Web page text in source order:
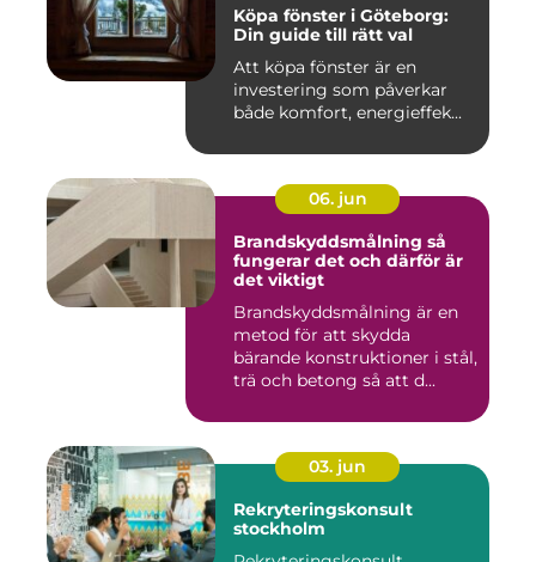
Köpa fönster i Göteborg:
Din guide till rätt val
Att köpa fönster är en
investering som påverkar
både komfort, energieffek...
06. jun
Brandskyddsmålning så
fungerar det och därför är
det viktigt
Brandskyddsmålning är en
metod för att skydda
bärande konstruktioner i stål,
trä och betong så att d...
03. jun
Rekryteringskonsult
stockholm